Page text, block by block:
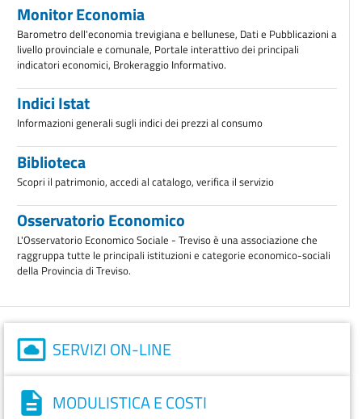
Monitor Economia
Barometro dell'economia trevigiana e bellunese, Dati e Pubblicazioni a
livello provinciale e comunale, Portale interattivo dei principali
indicatori economici, Brokeraggio Informativo.
Indici Istat
Informazioni generali sugli indici dei prezzi al consumo
Biblioteca
Scopri il patrimonio, accedi al catalogo, verifica il servizio
Osservatorio Economico
L'Osservatorio Economico Sociale - Treviso è una associazione che
raggruppa tutte le principali istituzioni e categorie economico-sociali
della Provincia di Treviso.
SERVIZI ON-LINE
MODULISTICA E COSTI